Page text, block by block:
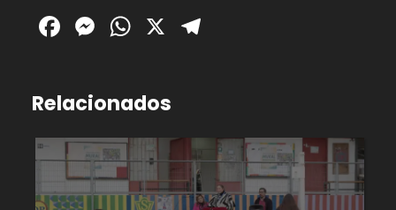
Facebook
Messenger
WhatsApp
X
Relacionados